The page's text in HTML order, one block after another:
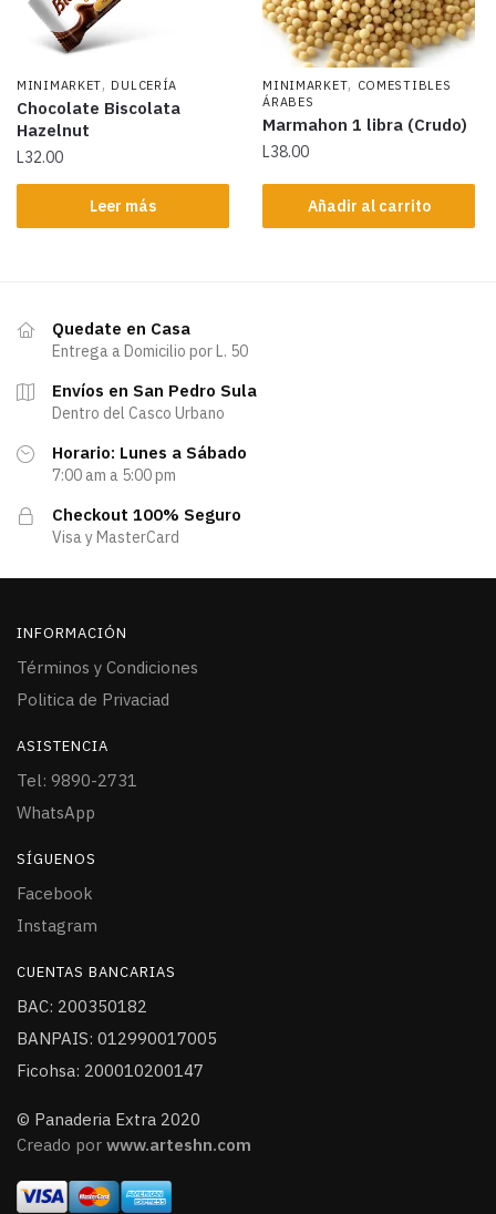
MINIMARKET, DULCERÍA
Chocolate Biscolata
Hazelnut
L32.00
Leer más
MINIMARKET, COMESTIBLES
ÁRABES
Marmahon 1 libra (Crudo)
L38.00
Añadir al carrito
Quedate en Casa
Entrega a Domicilio por L. 50
Envíos en San Pedro Sula
Dentro del Casco Urbano
Horario: Lunes a Sábado
7:00 am a 5:00 pm
Checkout 100% Seguro
Visa y MasterCard
INFORMACIÓN
Términos y Condiciones
Politica de Privaciad
ASISTENCIA
Tel: 9890-2731
WhatsApp
SÍGUENOS
Facebook
Instagram
CUENTAS BANCARIAS
BAC: 200350182
BANPAIS: 012990017005
Ficohsa: 200010200147
© Panaderia Extra 2020
Creado por www.arteshn.com